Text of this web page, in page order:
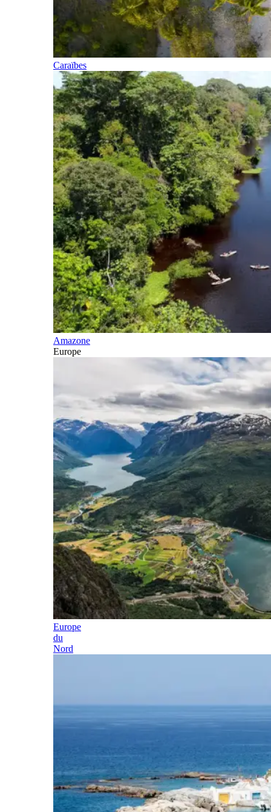
Caraïbes
Amazone
Europe
Europe
du
Nord